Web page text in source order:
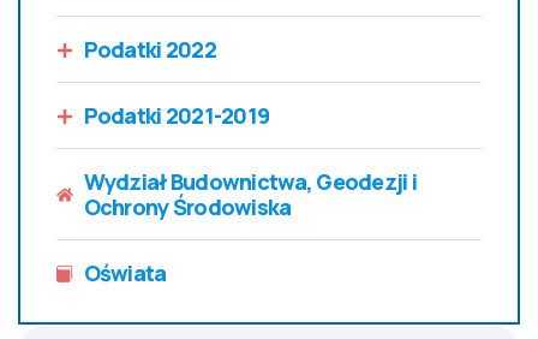
Podatki 2022
Podatki 2021-2019
Wydział Budownictwa, Geodezji i
Ochrony Środowiska
Oświata